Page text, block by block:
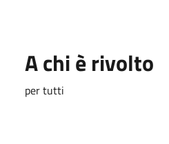
A chi è rivolto
per tutti